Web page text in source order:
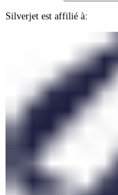
Silverjet est affilié à: